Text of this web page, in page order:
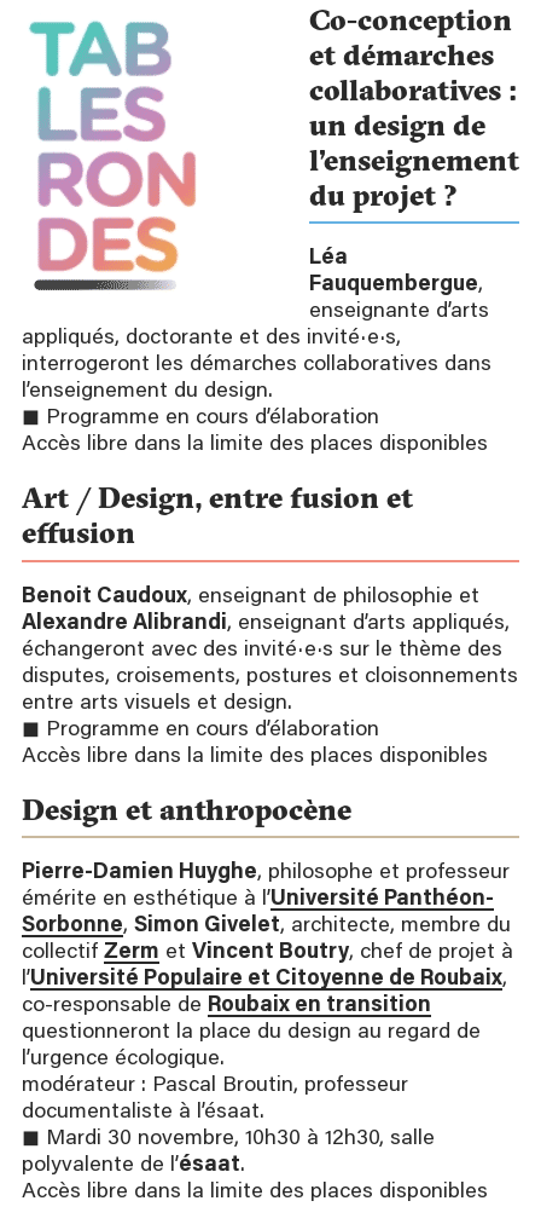
Co-conception
et démarches
collaboratives :
un design de
l’enseignement
du projet ?
Léa
Fauquembergue,
enseignante d’arts
appliqués, doctorante et des invité·e·s,
interrogeront les démarches collaboratives dans
l’enseignement du design.
◼ Programme en cours d’élaboration
Accès libre dans la limite des places disponibles
Art / Design, entre fusion et
effusion
Benoit Caudoux, enseignant de philosophie et
Alexandre Alibrandi, enseignant d’arts appliqués,
échangeront avec des invité·e·s sur le thème des
disputes, croisements, postures et cloisonnements
entre arts visuels et design.
◼ Programme en cours d’élaboration
Accès libre dans la limite des places disponibles
Design et anthropocène
Pierre-Damien Huyghe, philosophe et professeur
émérite en esthétique à l’Université Panthéon-
Sorbonne, Simon Givelet, architecte, membre du
collectif Zerm et Vincent Boutry, chef de projet à
l’Université Populaire et Citoyenne de Roubaix,
co-responsable de Roubaix en transition
questionneront la place du design au regard de
l’urgence écologique.
modérateur : Pascal Broutin, professeur
documentaliste à l’ésaat.
◼ Mardi 30 novembre, 10h30 à 12h30, salle
polyvalente de l’ésaat.
Accès libre dans la limite des places disponibles